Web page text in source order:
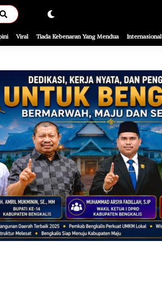
Viral Tiada Kebenaran Yang Mendua Internasional